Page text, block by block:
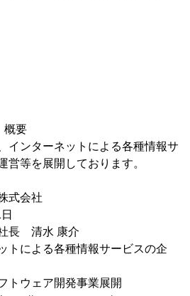
概要
インターネットによる各種情報サ
営等を展開しております。
式会社
長 清水 康介
トによる各種情報サービスの企
ェア開発事業展開